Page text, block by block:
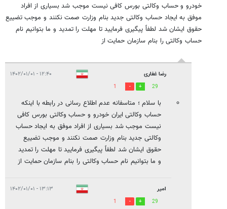
خودرو و حساب وکالتی بورس کافی نیست موجب شد بسیاری از افراد
موفق به ایجاد حساب وکالتی جدید بنام وزارت صمت نکنند و موجب تضییع
حقوق ایشان شد لطفاً پیگیری فرمایید تا مهلت را تمدید و ما بتوانیم نام
حساب وکالتی را بنام سازمان حمایت از
رضا غفاری ۱۲:۴۰ - ۱۴۰۲/۰۱/۰۱
29
1
با سلام ؛ متاسفانه عدم اطلاع رسانی در رابطه با اینکه
حساب وکالتی ایران خودرو و حساب وکالتی بورس کافی
نیست موجب شد بسیاری از افراد موفق به ایجاد حساب
وکالتی جدید بنام وزارت صمت نکنند و موجب تضییع
حقوق ایشان شد لطفاً پیگیری فرمایید تا مهلت را تمدید
و ما بتوانیم نام حساب وکالتی را بنام سازمان حمایت از
امیر ۱۳:۱۳ - ۱۴۰۲/۰۱/۰۱
29
1